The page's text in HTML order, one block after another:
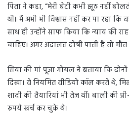
पिता ने कहा, “मेरी बेटी कभी झूठ नहीं
थी। मैं अभी भी विश्वास नहीं कर पा रहा
साथ ही उन्होंने साफ किया कि न्याय की
चाहिए। अगर अदालत दोषी पाती है तो
सिया की मां पूजा गोयल ने बताया कि
दिखा। वे नियमित वीडियो कॉल करते थे,
शादी की तैयारियां भी तेज थीं। बाली की
रुपये खर्च कर चुके थे।